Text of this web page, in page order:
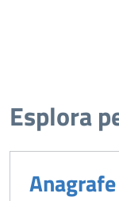
Esplora